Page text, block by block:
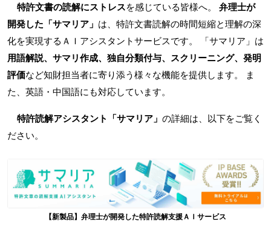
特許文書の読解にストレスを感じている皆様へ。 弁理士が
開発した「サマリア」 は、特許文書読解の時間短縮と理解の深
化を実現するＡＩアシスタントサービスです。 「サマリア」は
用語解説、サマリ作成、独自分類付与、スクリーニング、発明
評価など知財担当者に寄り添う様々な機能を提供します。 ま
た、英語・中国語にも対応しています。
特許読解アシスタント「サマリア」 の詳細は、以下をご覧く
ださい。
【新製品】弁理士が開発した特許読解支援ＡＩサービス